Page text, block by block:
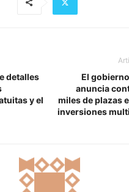
detalles
y el
El
anuncia
miles de plazas
inversiones